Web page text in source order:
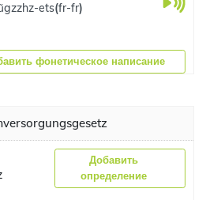
ets(fr-fr)
фонетическое написание
Добавить
определение